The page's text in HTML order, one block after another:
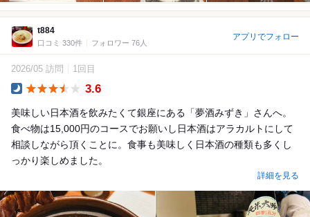
t884
口コミ 330件 フォロワー 76人
アプリでフォロー
2026/05 訪問 1回目
3.6
美味しい日本酒を飲みたくて銀座にある「夢酒みずき」さんへ。
食べ物は15,000円のコースでお願いし日本酒はアラカルトにして
相談しながら頂くことに。食事も美味しく日本酒の種類も多くし
っかり楽しめました。
詳細を見る